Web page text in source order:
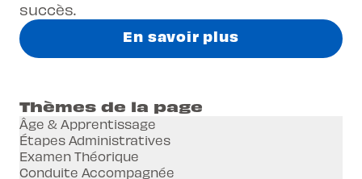
succès.
En savoir plus
Thèmes de la page
Âge & Apprentissage
Étapes Administratives
Examen Théorique
Conduite Accompagnée